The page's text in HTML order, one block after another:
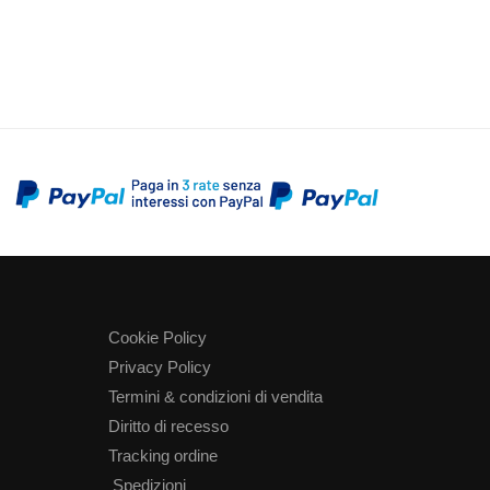
Cookie Policy
Privacy Policy
Termini & condizioni di vendita
Diritto di recesso
Tracking ordine
Spedizioni